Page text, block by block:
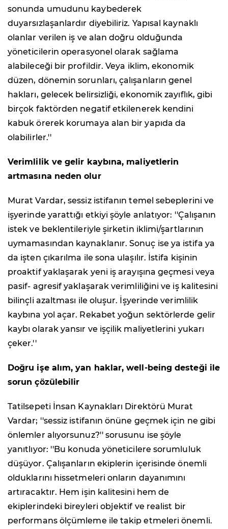
sonunda umudunu kaybederek
duyarsızlaşanlardır diyebiliriz. Yapısal kaynaklı
olanlar verilen iş ve alan doğru olduğunda
yöneticilerin operasyonel olarak sağlama
alabileceği bir profildir. Veya iklim, ekonomik
düzen, dönemin sorunları, çalışanların genel
hakları, gelecek belirsizliği, ekonomik zayıflık, gibi
birçok faktörden negatif etkilenerek kendini
kabuk örerek korumaya alan bir yapıda da
olabilirler.''
Verimlilik ve gelir kaybına, maliyetlerin
artmasına neden olur
Murat Vardar, sessiz istifanın temel sebeplerini ve
işyerinde yarattığı etkiyi şöyle anlatıyor: ''Çalışanın
istek ve beklentileriyle şirketin iklimi/şartlarının
uymamasından kaynaklanır. Sonuç ise ya istifa ya
da işten çıkarılma ile sona ulaşılır. İstifa kişinin
proaktif yaklaşarak yeni iş arayışına geçmesi veya
pasif- agresif yaklaşarak verimliliğini ve iş kalitesini
bilinçli azaltması ile oluşur. İşyerinde verimlilik
kaybına yol açar. Rekabet yoğun sektörlerde gelir
kaybı olarak yansır ve işçilik maliyetlerini yukarı
çeker.''
Doğru işe alım, yan haklar, well-being desteği ile
sorun çözülebilir
Tatilsepeti İnsan Kaynakları Direktörü Murat
Vardar; ''sessiz istifanın önüne geçmek için ne gibi
önlemler alıyorsunuz?'' sorusunu ise şöyle
yanıtlıyor: ''Bu konuda yöneticilere sorumluluk
düşüyor. Çalışanların ekiplerin içerisinde önemli
olduklarını hissetmeleri onların dayanımını
artıracaktır. Hem işin kalitesini hem de
ekiplerindeki bireyleri objektif ve realist bir
performans ölçümleme ile takip etmeleri önemli.